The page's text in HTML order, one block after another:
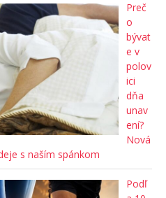
Preč
o
bývat
e v
polov
ici
dňa
unav
ení?
Nová
s naším spánkom
Podľ